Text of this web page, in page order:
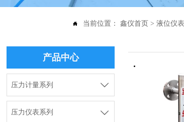
 当前位置：鑫仪首页 >液位仪
产品中心
压力计量系列 
压力仪表系列 